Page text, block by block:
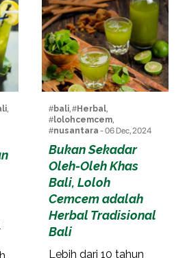
,
#bali, #Herbal,
#lolohcemcem,
#nusantara - 06 Dec, 2024
Bukan Sekadar
Oleh-Oleh Khas
Bali, Loloh
Cemcem adalah
Herbal Tradisional
Bali
Lebih dari 10 tahun